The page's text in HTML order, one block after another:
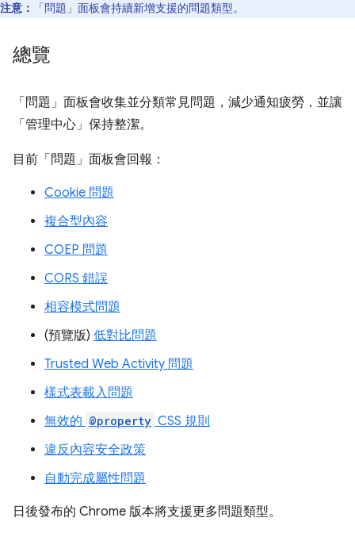
注意： 「問題」 面板會持續新增支援的問題類型。
總覽
「問題」 面板會收集並分類常見問題，減少通知疲勞，並讓
「管理中心」 保持整潔。
目前「問題」 面板會回報：
Cookie 問題
複合型內容
COEP 問題
CORS 錯誤
相容模式問題
(預覽版) 低對比問題
Trusted Web Activity 問題
樣式表載入問題
無效的 @property CSS 規則
違反內容安全政策
自動完成屬性問題
日後發布的 Chrome 版本將支援更多問題類型。